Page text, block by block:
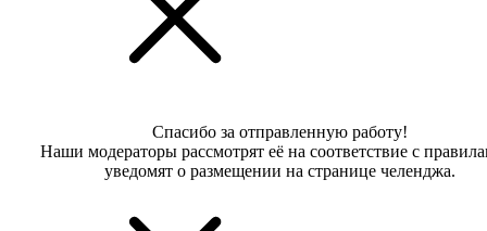
Спасибо за отправленную работу!
Наши модераторы рассмотрят её на соответствие с
уведомят о размещении на странице челенджа.